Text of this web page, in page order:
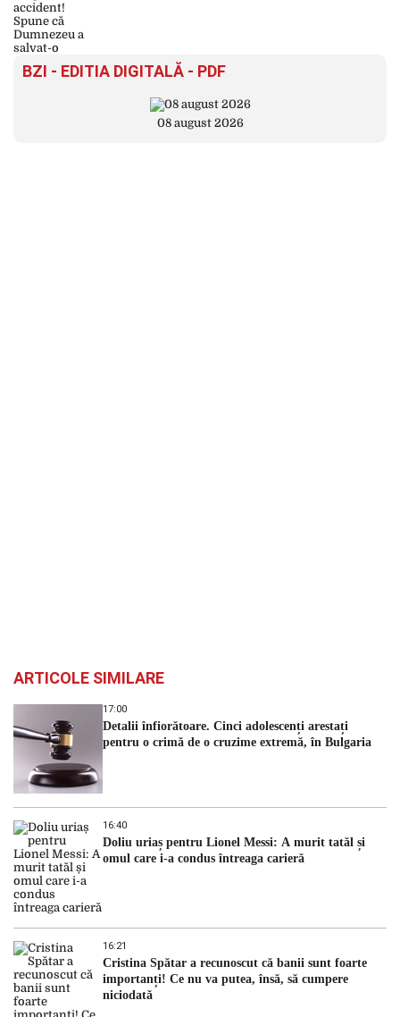
BZI - EDITIA DIGITALĂ - PDF
08 august 2026
ARTICOLE SIMILARE
17:00
Detalii înfiorătoare. Cinci adolescenți arestați
pentru o crimă de o cruzime extremă, în Bulgaria
16:40
Doliu uriaș pentru Lionel Messi: A murit tatăl și
omul care i-a condus întreaga carieră
16:21
Cristina Spătar a recunoscut că banii sunt foarte
importanți! Ce nu va putea, însă, să cumpere
niciodată